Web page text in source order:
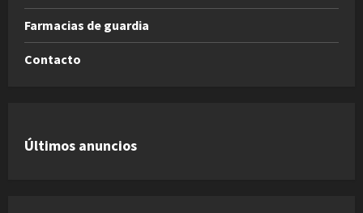
Farmacias de guardia
Contacto
Últimos anuncios